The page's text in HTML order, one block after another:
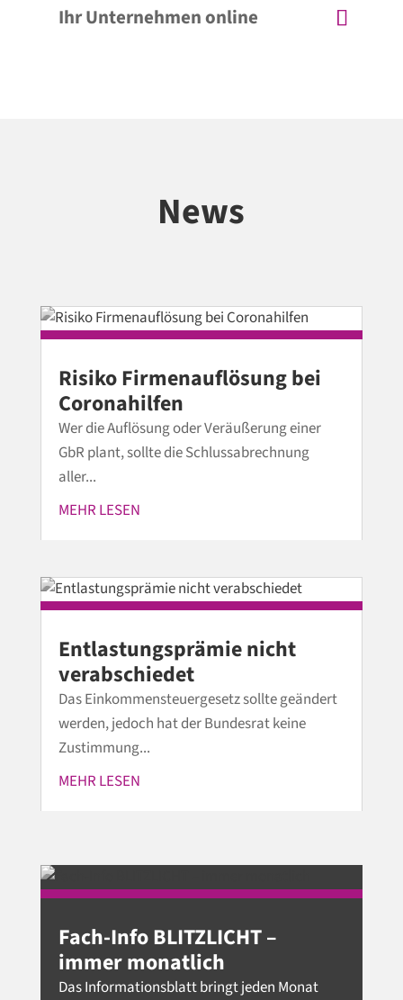
Ihr Unternehmen online
News
Risiko Firmenauflösung bei
Coronahilfen
Wer die Auflösung oder Veräußerung einer
GbR plant, sollte die Schlussabrechnung
aller...
MEHR LESEN
Entlastungsprämie nicht
verabschiedet
Das Einkommensteuergesetz sollte geändert
werden, jedoch hat der Bundesrat keine
Zustimmung...
MEHR LESEN
Fach-Info BLITZLICHT –
immer monatlich
Das Informationsblatt bringt jeden Monat